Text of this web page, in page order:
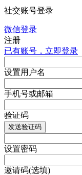
社交账号登录
微信登录
注册
已有账号，立即登录
设置用户名
手机号或邮箱
验证码
发送验证码
设置密码
邀请码(选填)